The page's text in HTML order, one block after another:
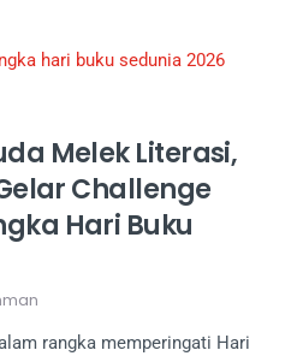
Melek Literasi,
Challenge
Hari Buku
rangka memperingati Hari